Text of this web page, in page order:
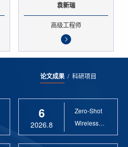
袁新瑞
高级工程师
论文成果/ 科研项目
6
2026.8
Zero-Shot
Wireless
Sensor